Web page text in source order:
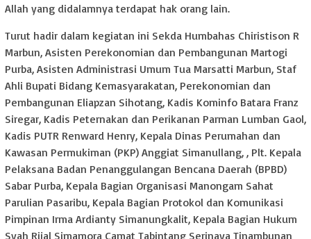
Allah yang didalamnya terdapat hak orang lain.
Turut hadir dalam kegiatan ini Sekda Humbahas Chiristison R
Marbun, Asisten Perekonomian dan Pembangunan Martogi
Purba, Asisten Administrasi Umum Tua Marsatti Marbun, Staf
Ahli Bupati Bidang Kemasyarakatan, Perekonomian dan
Pembangunan Eliapzan Sihotang, Kadis Kominfo Batara Franz
Siregar, Kadis Peternakan dan Perikanan Parman Lumban Gaol,
Kadis PUTR Renward Henry, Kepala Dinas Perumahan dan
Kawasan Permukiman (PKP) Anggiat Simanullang, , Plt. Kepala
Pelaksana Badan Penanggulangan Bencana Daerah (BPBD)
Sabar Purba, Kepala Bagian Organisasi Manongam Sahat
Parulian Pasaribu, Kepala Bagian Protokol dan Komunikasi
Pimpinan Irma Ardianty Simanungkalit, Kepala Bagian Hukum
Syah Rijal Simamora Camat Tabintang Serinaya Tinambunan